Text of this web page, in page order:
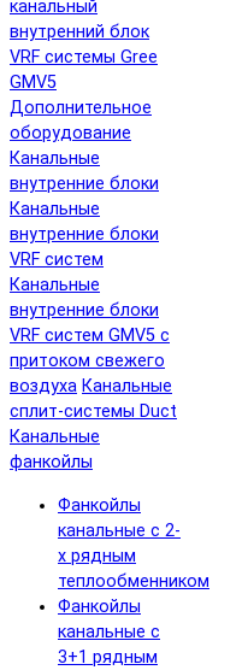
канальный
внутренний блок
VRF системы Gree
GMV5
Дополнительное
оборудование
Канальные
внутренние блоки
Канальные
внутренние блоки
VRF систем
Канальные
внутренние блоки
VRF систем GMV5 с
притоком свежего
воздуха Канальные
сплит-системы Duct
Канальные
фанкойлы
Фанкойлы
канальные с 2-
х рядным
теплообменником
Фанкойлы
канальные с
3+1 рядным